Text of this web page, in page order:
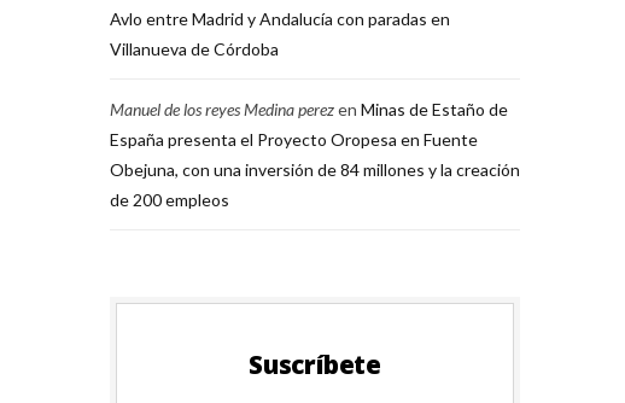
Avlo entre Madrid y Andalucía con paradas en
Villanueva de Córdoba
Manuel de los reyes Medina perezen Minas de Estaño de
España presenta el Proyecto Oropesa en Fuente
Obejuna, con una inversión de 84 millones y la creación
de 200 empleos
Suscríbete